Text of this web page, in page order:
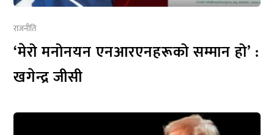
राजनीति
‘मेरो मनोनयन एनआरएनहरूको सम्मान हो’ :
खगेन्द्र जीसी